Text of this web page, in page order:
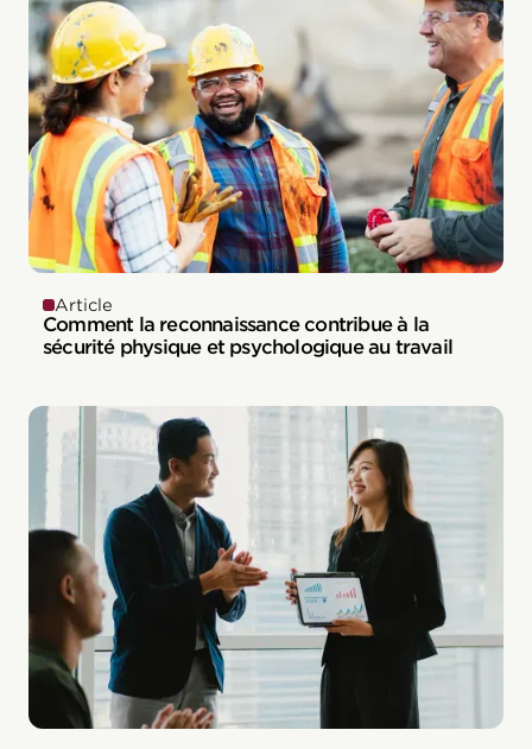
Article
Comment la reconnaissance contribue à la
sécurité physique et psychologique au travail